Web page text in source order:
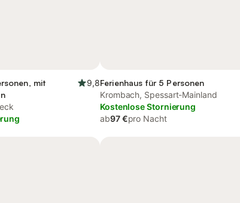
mit
9,8Ferienhaus für 5 Personen
Krombach, Spessart-Mainland
Kostenlose Stornierung
ab97 €pro Nacht